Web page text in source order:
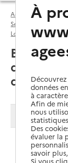
Accueil
Espace
Services autonomie
Loire (42)
Boën-
des
domicile
Modifier ma
À
données
à
Afin de
nous
Des
évaluer la
savoir